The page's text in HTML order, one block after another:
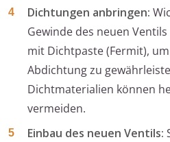
Dichtungen anbringen:
Gewinde des neuen
mit Dichtpaste (Fermit),
Abdichtung zu
Dichtmaterialien können
vermeiden.
Einbau des neuen Ventils: